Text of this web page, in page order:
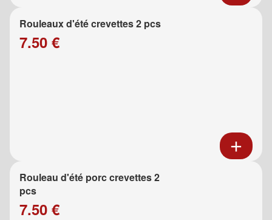
Rouleaux d'été crevettes 2 pcs
7.50 €
Rouleau d'été porc crevettes 2
pcs
7.50 €